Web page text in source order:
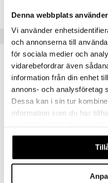
Denna webbplats
Vi använder
och annonserna till
för sociala medier och
vidarebefordrar även
information från din enhet
annons- och analysföretag
Dessa kan i sin tur
information som du har
våra cookies vid fortsatt
Saatavana useana vaihtoehtona
KL Keittiöpyyhe Ruudullinen Kierrätetty